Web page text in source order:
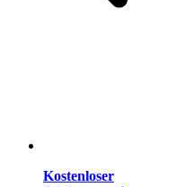
Kostenloser